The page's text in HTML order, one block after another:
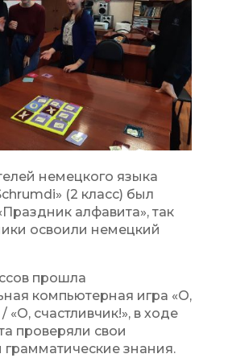
немецкого языка
(2 класс) был
алфавита», так
освоили немецкий
прошла
компьютерная игра «О,
«О, счастливчик!», в ходе
проверяли свои
грамматические знания.